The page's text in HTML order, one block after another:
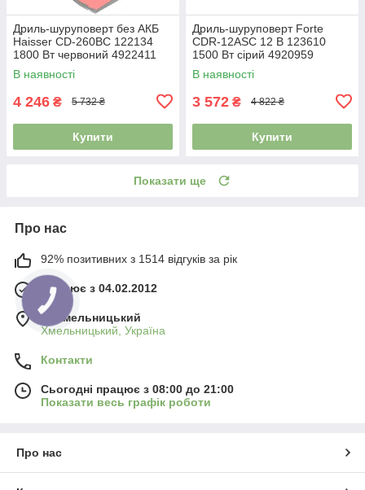
Дриль-шуруповерт без АКБ
Haisser СD-260BС 122134
1800 Вт червоний 4922411
В наявності
4 246 ₴ 5 732 ₴
Купити
Дриль-шуруповерт Forte
СDR-12ASС 12 В 123610
1500 Вт сірий 4920959
В наявності
3 572 ₴ 4 822 ₴
Купити
Показати ще
Про нас
92% позитивних з 1514 відгуків за рік
Працює з 04.02.2012
м. Хмельницький
Хмельницький, Україна
Контакти
Сьогодні працює з 08:00 до 21:00
Показати весь графік роботи
Про нас